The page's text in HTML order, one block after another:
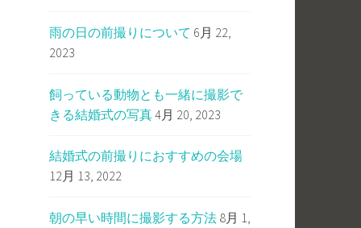
雨の日の前撮りについて 6月 22,
2023
飼っている動物とも一緒に撮影で
きる結婚式の写真4月 20, 2023
結婚式の前撮りにおすすめの会場
12月 13, 2022
朝の早い時間に撮影する方法 8月 1,